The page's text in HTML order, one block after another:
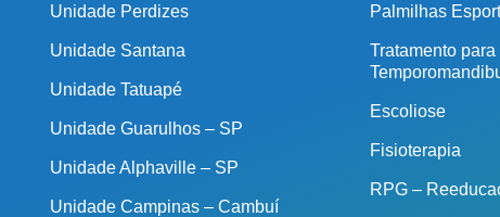
Unidade Perdizes
Unidade Santana
Unidade Tatuapé
Unidade Guarulhos – SP
Unidade Alphaville – SP
Unidade Campinas – Cambuí
Palmilhas
Tratamento
Escoliose
Fisioterapia
RPG –